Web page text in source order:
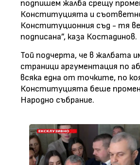
подпишем жалба срещу
Конституцията и
Конституционния съд - тя
подписана”, каза Костадинов.
Той подчерта, че в жалбата
страници аргументация по
всяка една от точките, по
Конституцията беше
Народно събрание.